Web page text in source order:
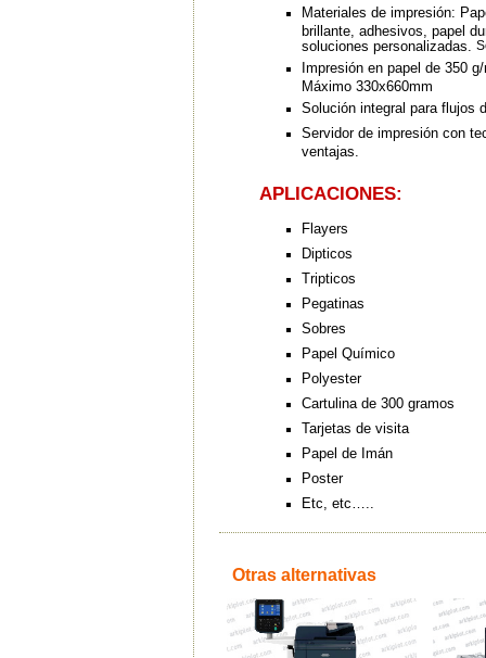
Materiales de impresión:
brillante, adhesivos, papel
soluciones personalizadas.
Impresión en papel de 350
Máximo 330x660mm
Solución integral para flujos
Servidor de impresión con
ventajas.
APLICACIONES:
Flayers
Dipticos
Tripticos
Pegatinas
Sobres
Papel Químico
Polyester
Cartulina de 300 gramos
Tarjetas de visita
Papel de Imán
Poster
Etc, etc…..
Otras alternativas